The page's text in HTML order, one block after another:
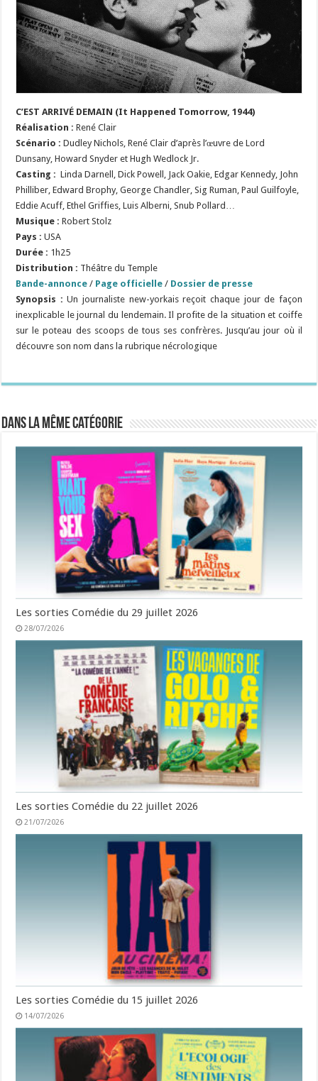
C’EST ARRIVÉ DEMAIN (It Happened Tomorrow, 1944)
Réalisation : René Clair
Scénario : Dudley Nichols, René Clair d’après l’œuvre de Lord
Dunsany, Howard Snyder et Hugh Wedlock Jr.
Casting : Linda Darnell, Dick Powell, Jack Oakie, Edgar Kennedy, John
Philliber, Edward Brophy, George Chandler, Sig Ruman, Paul Guilfoyle,
Eddie Acuff, Ethel Griffies, Luis Alberni, Snub Pollard…
Musique : Robert Stolz
Pays : USA
Durée : 1h25
Distribution : Théâtre du Temple
Bande-annonce / Page officielle / Dossier de presse
Synopsis :Un journaliste new-yorkais reçoit chaque jour de façon
inexplicable le journal du lendemain. Il profite de la situation et coiffe
sur le poteau des scoops de tous ses confrères. Jusqu’au jour où il
découvre son nom dans la rubrique nécrologique
Dans la même catégorie
Les sorties Comédie du 29 juillet 2026
28/07/2026
Les sorties Comédie du 22 juillet 2026
21/07/2026
Les sorties Comédie du 15 juillet 2026
14/07/2026